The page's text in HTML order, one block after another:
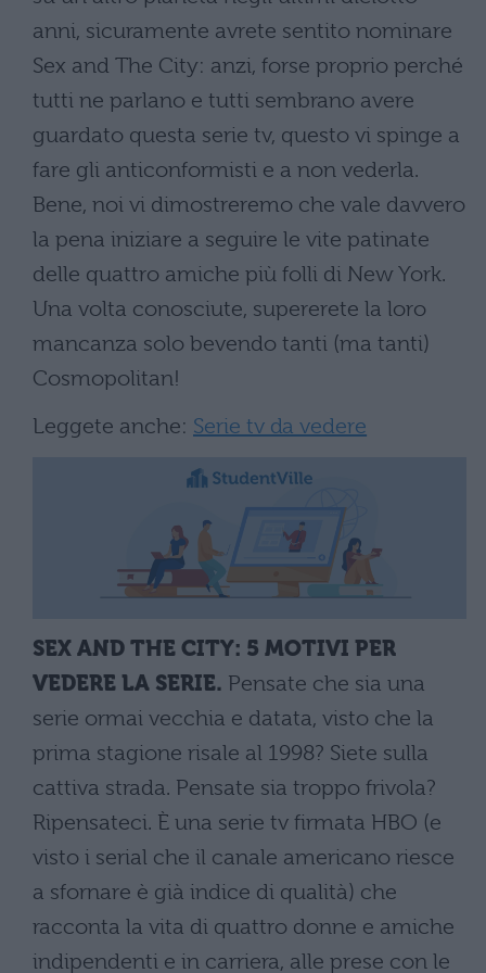
anni, sicuramente avrete sentito nominare
Sex and The City: anzi, forse proprio perché
tutti ne parlano e tutti sembrano avere
guardato questa serie tv, questo vi spinge a
fare gli anticonformisti e a non vederla.
Bene, noi vi dimostreremo che vale davvero
la pena iniziare a seguire le vite patinate
delle quattro amiche più folli di New York.
Una volta conosciute, supererete la loro
mancanza solo bevendo tanti (ma tanti)
Cosmopolitan!
Leggete anche: Serie tv da vedere
SEX AND THE CITY: 5 MOTIVI PER
VEDERE LA SERIE. Pensate che sia una
serie ormai vecchia e datata, visto che la
prima stagione risale al 1998? Siete sulla
cattiva strada. Pensate sia troppo frivola?
Ripensateci. È una serie tv firmata HBO (e
visto i serial che il canale americano riesce
a sfornare è già indice di qualità) che
racconta la vita di quattro donne e amiche
indipendenti e in carriera, alle prese con le